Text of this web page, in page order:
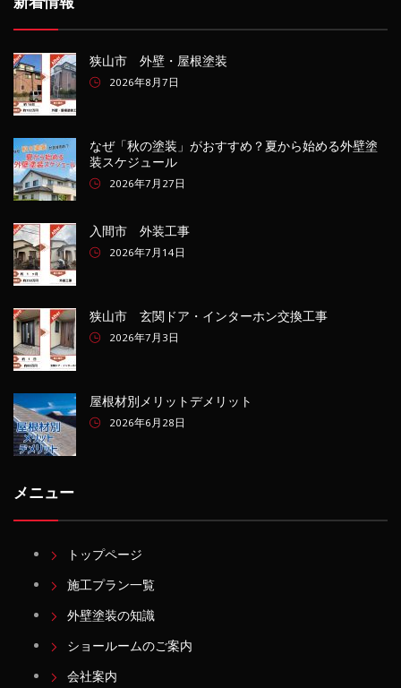
狭山市 外壁・屋根塗装
2026年8月7日
なぜ「秋の塗装」がおすすめ？夏から始める外壁塗
装スケジュール
2026年7月27日
入間市 外装工事
2026年7月14日
狭山市 玄関ドア・インターホン交換工事
2026年7月3日
屋根材別メリットデメリット
2026年6月28日
メニュー
トップページ
施工プラン一覧
外壁塗装の知識
ショールームのご案内
会社案内